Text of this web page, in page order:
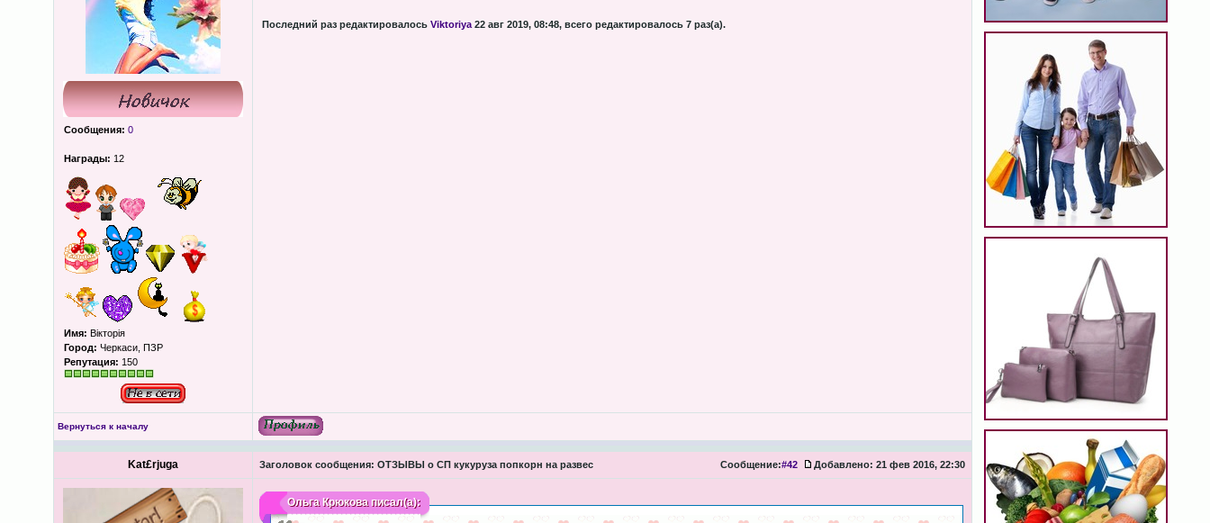
Сообщения: 0
Награды: 12
Имя: Вікторія
Город: Черкаси, ПЗР
Репутация: 150
Последний раз редактировалось Viktoriya22 авг 2019, 08:48, всего редактировалось 7 раз(а).
Вернуться к началу
Kat£rjuga Заголовок сообщения: ОТЗЫВЫ о СП кукуруза попкорн на развес Сообщение:#42 Добавлено: 21 фев 2016, 22:30
Ольга Крюковаписал(а):